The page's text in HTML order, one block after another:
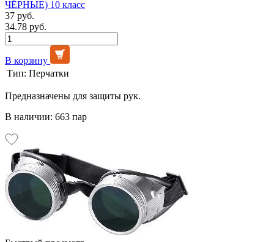
ЧЁРНЫЕ) 10 класс
37 руб.
34.78 руб.
В корзину
Тип: Перчатки
Предназначены для защиты рук.
В наличии: 663 пар